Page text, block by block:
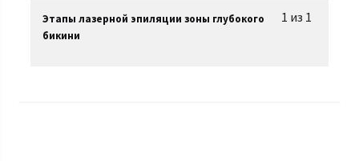
1 из 1
Этапы лазерной эпиляции зоны глубокого
бикини